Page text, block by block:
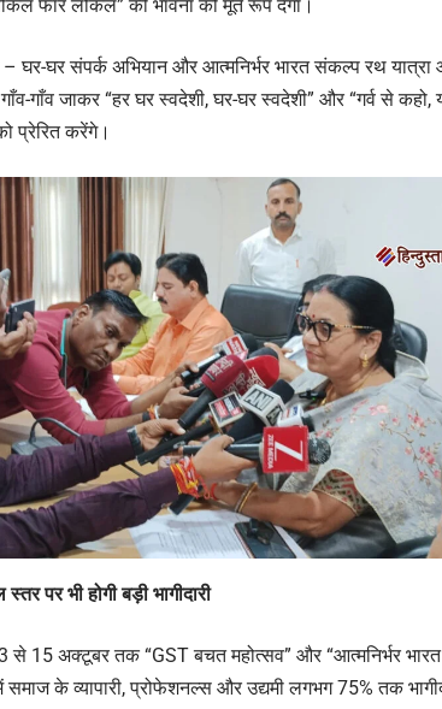
फॉर लोकल” की भावना को मूर्त रूप देगा।
घर-घर संपर्क अभियान और आत्मनिर्भर भारत संकल्प रथ यात्रा
गाँव-गाँव जाकर “हर घर स्वदेशी, घर-घर स्वदेशी” और “गर्व से कहो,
प्रेरित करेंगे।
पर भी होगी बड़ी भागीदारी
से 15 अक्टूबर तक “GST बचत महोत्सव” और “आत्मनिर्भर
के व्यापारी, प्रोफेशनल्स और उद्यमी लगभग 75% तक